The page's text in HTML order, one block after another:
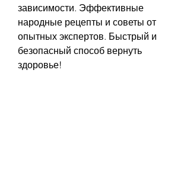
зависимости. Эффективные
народные рецепты и советы от
опытных экспертов. Быстрый и
безопасный способ вернуть
здоровье!